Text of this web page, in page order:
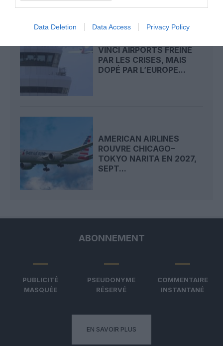
Data Deletion Data Access Privacy Policy
VINCI AIRPORTS FREINÉ
PAR LES CRISES, MAIS
DOPÉ PAR L’EUROPE...
AMERICAN AIRLINES
ROUVRE CHICAGO–
TOKYO NARITA EN 2027,
SEPT...
ABONNEMENT
PUBLICITÉ
MASQUÉE
PSEUDONYME
RÉSERVÉ
COMMENTAIRE
INSTANTANÉ
EN SAVOIR PLUS